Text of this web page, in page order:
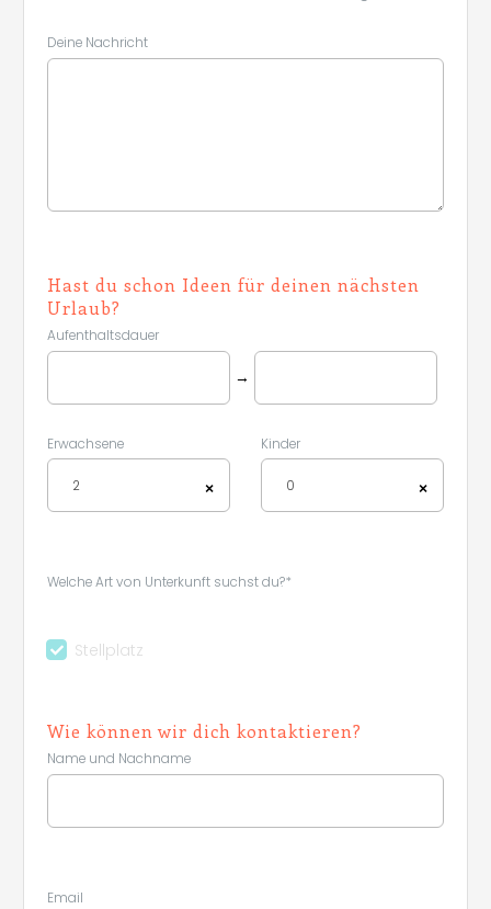
Deine Nachricht
Hast du schon Ideen für deinen nächsten
Urlaub?
Aufenthaltsdauer
→
Erwachsene
×
2
Kinder
×
0
Welche Art von Unterkunft suchst du?*
Stellplatz
Wie können wir dich kontaktieren?
Name und Nachname
Email